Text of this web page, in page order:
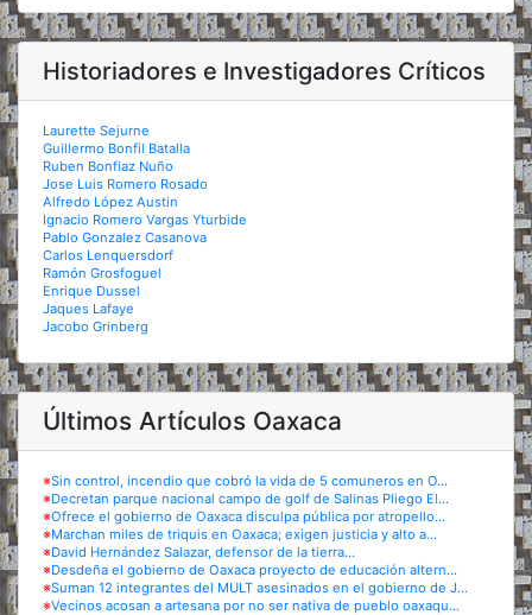
Historiadores e Investigadores Críticos
Laurette Sejurne
Guillermo Bonfil Batalla
Ruben Bonfiaz Nuño
Jose Luis Romero Rosado
Alfredo López Austin
Ignacio Romero Vargas Yturbide
Pablo Gonzalez Casanova
Carlos Lenquersdorf
Ramón Grosfoguel
Enrique Dussel
Jaques Lafaye
Jacobo Grinberg
Últimos Artículos Oaxaca
※Sin control, incendio que cobró la vida de 5 comuneros en O...
※Decretan parque nacional campo de golf de Salinas Pliego El...
※Ofrece el gobierno de Oaxaca disculpa pública por atropello...
※Marchan miles de triquis en Oaxaca; exigen justicia y alto a...
※David Hernández Salazar, defensor de la tierra...
※Desdeña el gobierno de Oaxaca proyecto de educación altern...
※Suman 12 integrantes del MULT asesinados en el gobierno de J...
※Vecinos acosan a artesana por no ser nativa de pueblo oaxaqu...